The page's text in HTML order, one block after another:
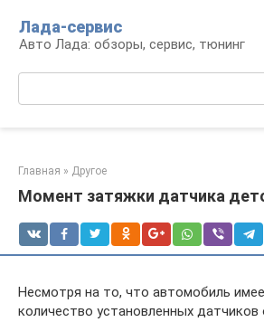
контенту
Лада-сервис
Авто Лада: обзоры, сервис, тюнинг
Главная » Другое
Момент затяжки датчика
Несмотря на то, что автомобиль
количество установленных